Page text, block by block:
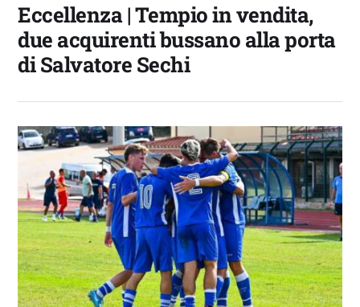
Eccellenza | Tempio in vendita,
due acquirenti bussano alla porta
di Salvatore Sechi